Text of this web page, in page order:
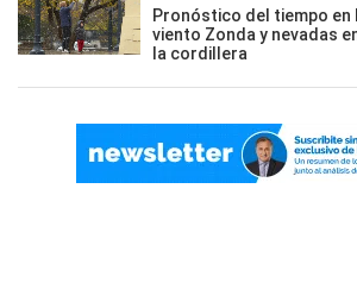
Pronóstico del tiempo
viento Zonda y nevadas
la cordillera